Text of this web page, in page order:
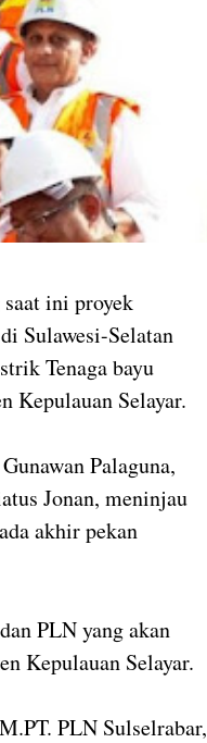
ini proyek
Sulawesi-Selatan
Tenaga bayu
Kepulauan Selayar.
Palaguna,
Jonan, meninjau
akhir pekan
PLN yang akan
Kepulauan Selayar.
PLN Sulselrabar,